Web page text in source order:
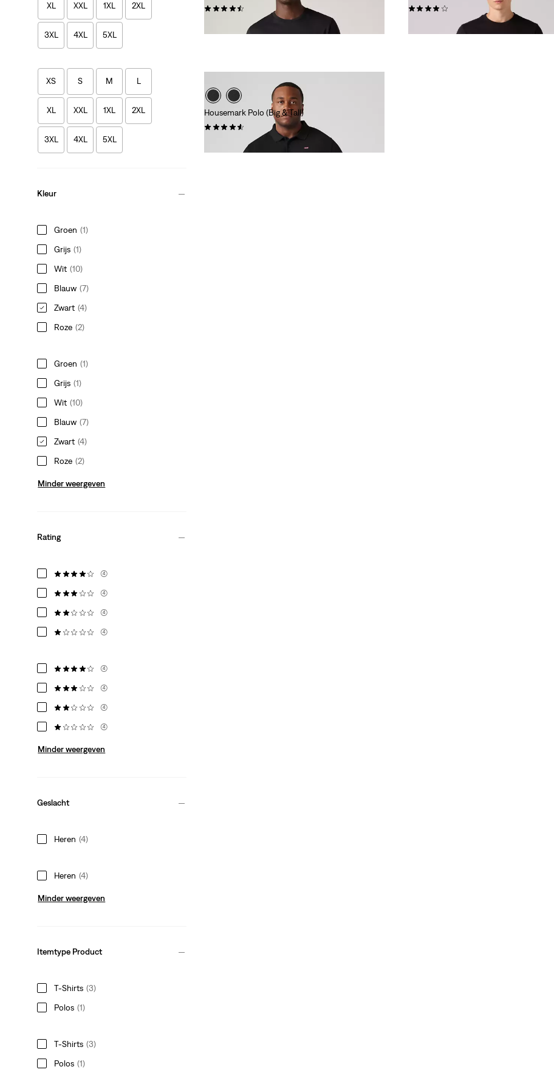
XL XXL 1XL 2XL
3XL 4XL 5XL
XS S M L
XL XXL 1XL 2XL
3XL 4XL 5XL
Kleur
Groen (1)
Grijs (1)
Wit (10)
Blauw (7)
Zwart (4)
Roze (2)
Groen (1)
Grijs (1)
Wit (10)
Blauw (7)
Zwart (4)
Roze (2)
Minder weergeven
Rating
(4)
(4)
(4)
(4)
(4)
(4)
(4)
(4)
Minder weergeven
Geslacht
Heren (4)
Heren (4)
Minder weergeven
Itemtype Product
T-Shirts (3)
Polos (1)
T-Shirts (3)
Polos (1)
Housemark Polo (Big & Tall)